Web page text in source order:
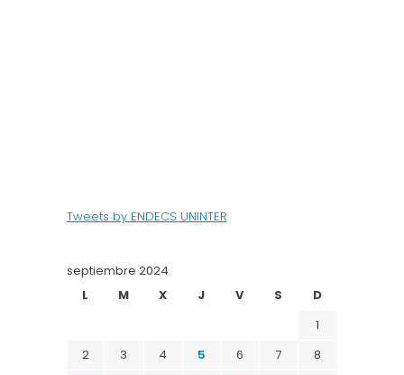
Tweets by ENDECS UNINTER
septiembre 2024
L
M X J V S
D
1
2
3 4 5 6 7
8